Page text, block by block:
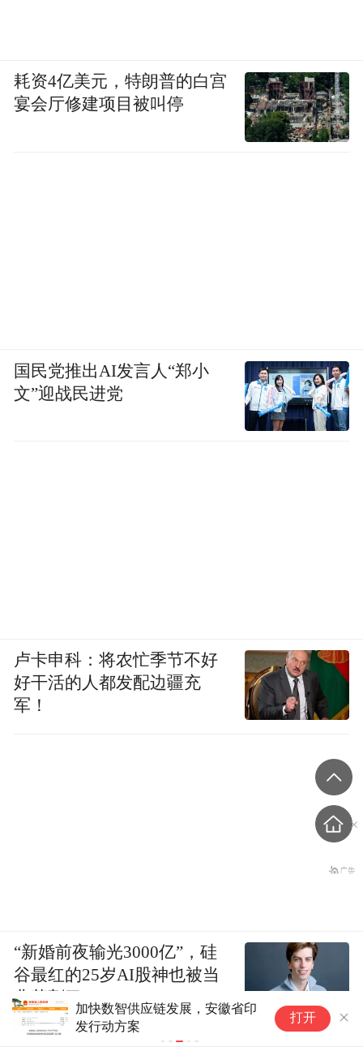
新股消息 | 奥迪威(920491.BJ)
港股IPO获中国证监会备案
打开
耗资4亿美元，特朗普的白宫
宴会厅修建项目被叫停
国民党推出AI发言人“郑小
文”迎战民进党
卢卡申科：将农忙季节不好
好干活的人都发配边疆充
军！
“新婚前夜输光3000亿”，硅
谷最红的25岁AI股神也被当
韭菜割了？